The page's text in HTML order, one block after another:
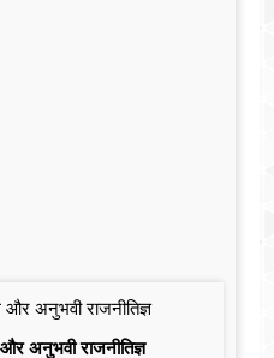
अनुभवी राजनीतिज्ञ